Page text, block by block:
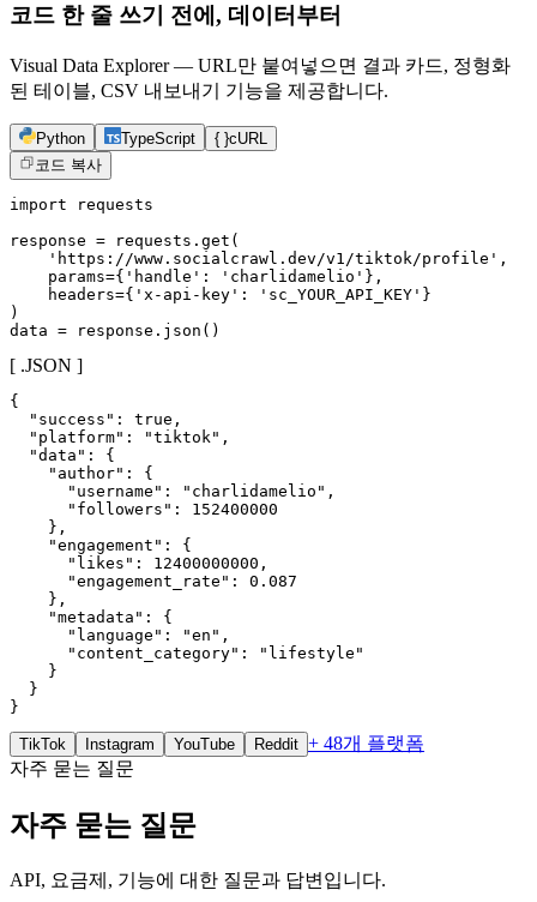
코드 한 줄 쓰기 전에, 데이터부터
Visual Data Explorer — URL만 붙여넣으면 결과 카드, 정형화
된 테이블, CSV 내보내기 기능을 제공합니다.
Python TypeScript { }cURL
코드 복사
import requests
response = requests.get(
    'https://www.socialcrawl.dev/v1/tiktok/profile',
    params={'handle': 'charlidamelio'},
    headers={'x-api-key': 'sc_YOUR_API_KEY'}
)
data = response.json()
[ .JSON ]
{
  "success": true,
  "platform": "tiktok",
  "data": {
    "author": {
      "username": "charlidamelio",
      "followers": 152400000
    },
    "engagement": {
      "likes": 12400000000,
      "engagement_rate": 0.087
    },
    "metadata": {
      "language": "en",
      "content_category": "lifestyle"
    }
  }
}
TikTok Instagram YouTube Reddit + 48개 플랫폼
자주 묻는 질문
자주 묻는 질문
API, 요금제, 기능에 대한 질문과 답변입니다.